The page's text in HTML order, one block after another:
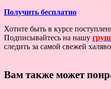
Получить бесплатно
Хотите быть в курсе
Подписывайтесь на нашу
следить за самой свежей
Вам также может